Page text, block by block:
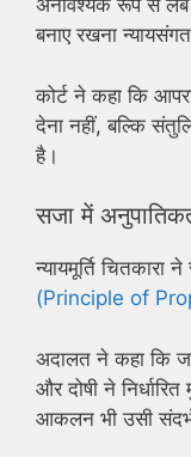
अनावश्यक रूप से लंबे
बनाए रखना
कोर्ट ने कहा कि
देना नहीं, बल्कि
है।
सजा में
न्यायमूर्ति चितकारा
(Principle of
अदालत ने कहा कि
और दोषी ने
आकलन भी उसी संदर्भ